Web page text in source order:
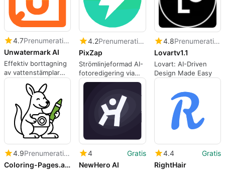
4.7
Prenumeration
Unwatermark AI
Effektiv borttagning
av vattenstämplar
med AI
4.2
Prenumeration
PixZap
Strömlinjeformad AI-
fotoredigering via
WhatsApp
4.8
Prenumeration
Lovartv1.1
Lovart: AI-Driven
Design Made Easy
4.9
Prenumeration
Coloring-Pages.app
4
Gratis
NewHero AI
4.4
Gratis
RightHair